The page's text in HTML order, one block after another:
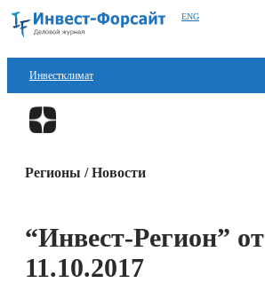
ENG
Инвестклимат
Финансы
Регионы / Новости
“Инвест-Регион” от
11.10.2017